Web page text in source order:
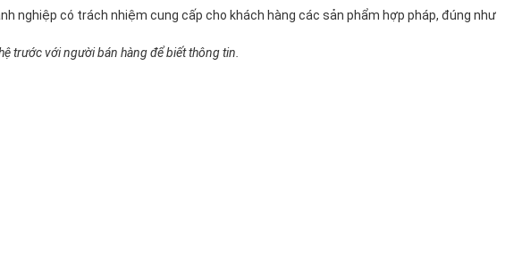
nghiệp có trách nhiệm cung cấp cho khách hàng các sản phẩm hợp pháp, đúng như
trước với người bán hàng để biết thông tin.